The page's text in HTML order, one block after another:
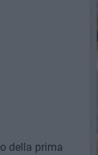
della prima